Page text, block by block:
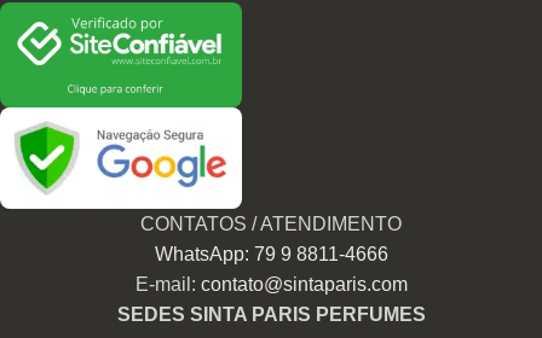
CONTATOS / ATENDIMENTO
WhatsApp: 79 9 8811-4666
E-mail: contato@sintaparis.com
SEDES SINTA PARIS PERFUMES